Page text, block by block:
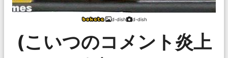
d-dish d-dish
(こいつのコメント炎上